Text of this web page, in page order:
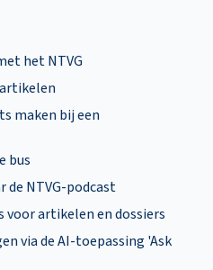
het NTVG
maken bij een
bus
NTVG-podcast
voor artikelen en dossiers
via de AI-toepassing 'Ask